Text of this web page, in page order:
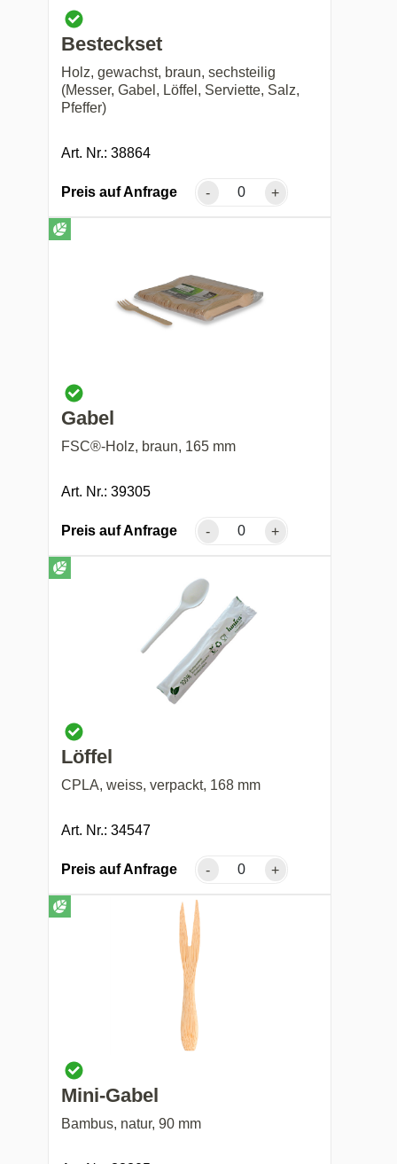
Besteckset
Holz, gewachst, braun, sechsteilig
(Messer, Gabel, Löffel, Serviette, Salz,
Pfeffer)
Art. Nr.: 38864
Preis auf Anfrage - +
Gabel
FSC®-Holz, braun, 165 mm
Art. Nr.: 39305
Preis auf Anfrage - +
Löffel
CPLA, weiss, verpackt, 168 mm
Art. Nr.: 34547
Preis auf Anfrage - +
Mini-Gabel
Bambus, natur, 90 mm